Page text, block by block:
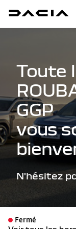
Toute
GGP
vous
N'hésitez
Fermé